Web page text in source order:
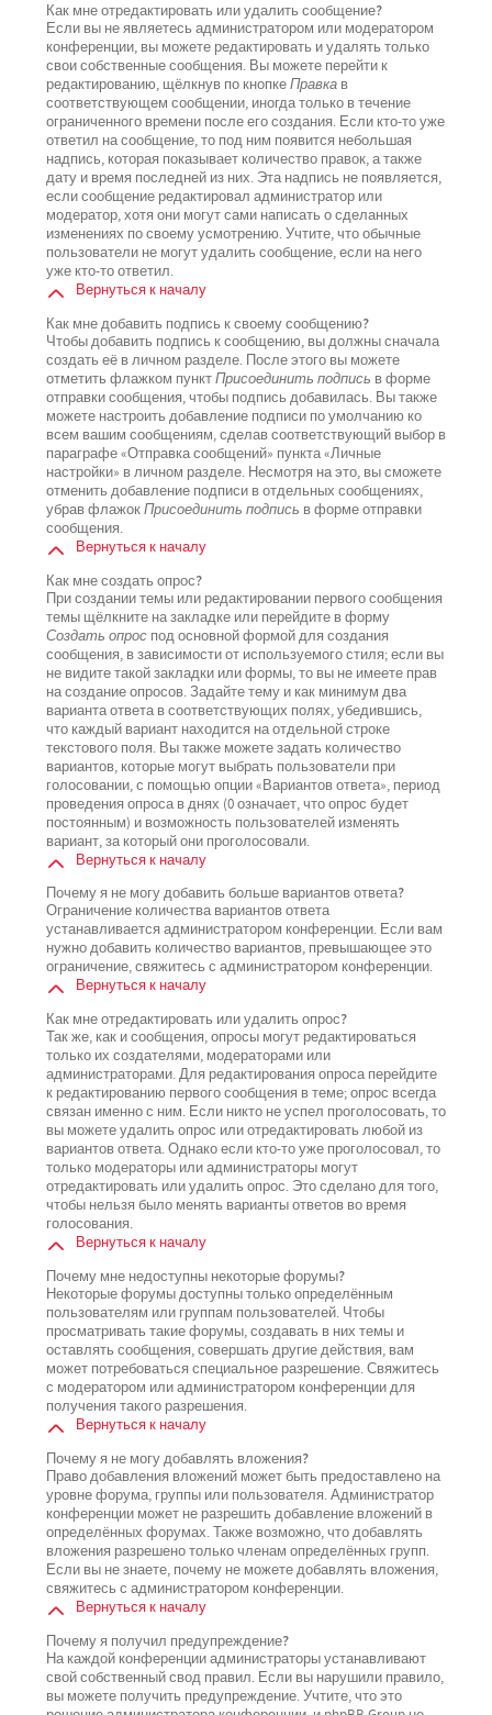
Как мне отредактировать или удалить сообщение?
Если вы не являетесь администратором или модератором
конференции, вы можете редактировать и удалять только
свои собственные сообщения. Вы можете перейти к
редактированию, щёлкнув по кнопкеПравкав
соответствующем сообщении, иногда только в течение
ограниченного времени после его создания. Если кто-то уже
ответил на сообщение, то под ним появится небольшая
надпись, которая показывает количество правок, а также
дату и время последней из них. Эта надпись не появляется,
если сообщение редактировал администратор или
модератор, хотя они могут сами написать о сделанных
изменениях по своему усмотрению. Учтите, что обычные
пользователи не могут удалить сообщение, если на него
уже кто-то ответил.
Вернуться к началу
Как мне добавить подпись к своему сообщению?
Чтобы добавить подпись к сообщению, вы должны сначала
создать её в личном разделе. После этого вы можете
отметить флажком пунктПрисоединить подпись в форме
отправки сообщения, чтобы подпись добавилась. Вы также
можете настроить добавление подписи по умолчанию ко
всем вашим сообщениям, сделав соответствующий выбор в
параграфе «Отправка сообщений» пункта «Личные
настройки» в личном разделе. Несмотря на это, вы сможете
отменить добавление подписи в отдельных сообщениях,
убрав флажокПрисоединить подпись в форме отправки
сообщения.
Вернуться к началу
Как мне создать опрос?
При создании темы или редактировании первого сообщения
темы щёлкните на закладке или перейдите в форму
Создать опроспод основной формой для создания
сообщения, в зависимости от используемого стиля; если вы
не видите такой закладки или формы, то вы не имеете прав
на создание опросов. Задайте тему и как минимум два
варианта ответа в соответствующих полях, убедившись,
что каждый вариант находится на отдельной строке
текстового поля. Вы также можете задать количество
вариантов, которые могут выбрать пользователи при
голосовании, с помощью опции «Вариантов ответа», период
проведения опроса в днях (0 означает, что опрос будет
постоянным) и возможность пользователей изменять
вариант, за который они проголосовали.
Вернуться к началу
Почему я не могу добавить больше вариантов ответа?
Ограничение количества вариантов ответа
устанавливается администратором конференции. Если вам
нужно добавить количество вариантов, превышающее это
ограничение, свяжитесь с администратором конференции.
Вернуться к началу
Как мне отредактировать или удалить опрос?
Так же, как и сообщения, опросы могут редактироваться
только их создателями, модераторами или
администраторами. Для редактирования опроса перейдите
к редактированию первого сообщения в теме; опрос всегда
связан именно с ним. Если никто не успел проголосовать, то
вы можете удалить опрос или отредактировать любой из
вариантов ответа. Однако если кто-то уже проголосовал, то
только модераторы или администраторы могут
отредактировать или удалить опрос. Это сделано для того,
чтобы нельзя было менять варианты ответов во время
голосования.
Вернуться к началу
Почему мне недоступны некоторые форумы?
Некоторые форумы доступны только определённым
пользователям или группам пользователей. Чтобы
просматривать такие форумы, создавать в них темы и
оставлять сообщения, совершать другие действия, вам
может потребоваться специальное разрешение. Свяжитесь
с модератором или администратором конференции для
получения такого разрешения.
Вернуться к началу
Почему я не могу добавлять вложения?
Право добавления вложений может быть предоставлено на
уровне форума, группы или пользователя. Администратор
конференции может не разрешить добавление вложений в
определённых форумах. Также возможно, что добавлять
вложения разрешено только членам определённых групп.
Если вы не знаете, почему не можете добавлять вложения,
свяжитесь с администратором конференции.
Вернуться к началу
Почему я получил предупреждение?
На каждой конференции администраторы устанавливают
свой собственный свод правил. Если вы нарушили правило,
вы можете получить предупреждение. Учтите, что это